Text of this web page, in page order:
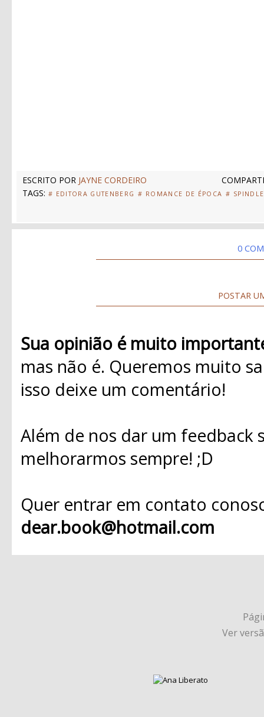
ESCRITO POR JAYNE CORDEIRO
TAGS: # EDITORA GUTENBERG # ROMANCE DE ÉPOCA #
0
POSTAR
Sua opinião é muito
mas não é. Queremos muito
isso deixe um comentário!
Além de nos dar um
melhorarmos sempre! ;D
Quer entrar em contato
dear.book@hotmail.com
Ver